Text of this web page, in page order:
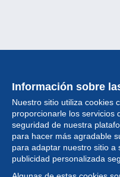
Información sobre
Nuestro sitio utiliza cookies
proporcionarle los servicios
seguridad de nuestra
para hacer más agradable
para adaptar nuestro sitio a
publicidad personalizada
Colección